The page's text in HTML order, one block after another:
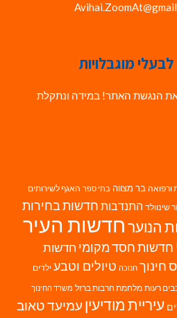
מוגבלויות
הנגשת האתר! במידה ונתקלת
ורפואה בר מצווה בתי ספר האגף לשירותים
שינוולד התנדבות חדשות בחירות
הנוערחדשות העיר
חדשות חסד מקומי חדשות
חינוך חנוכה טיולים וטבע ילדים
רעות מלחמת חרבות ברזל משרד החינוך
עיריית מודיעין עמיעד טאוב